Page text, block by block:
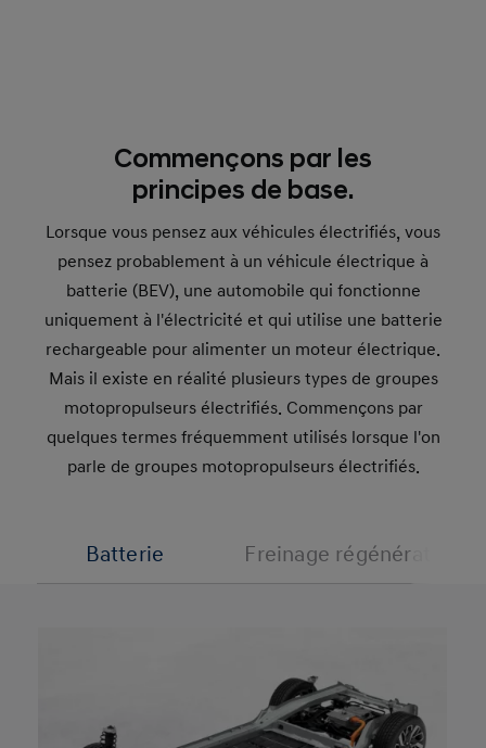
Commençons par les
principes de base.
Lorsque vous pensez aux véhicules électrifiés, vous
pensez probablement à un véhicule électrique à
batterie (BEV), une automobile qui fonctionne
uniquement à l'électricité et qui utilise une batterie
rechargeable pour alimenter un moteur électrique.
Mais il existe en réalité plusieurs types de groupes
motopropulseurs électrifiés. Commençons par
quelques termes fréquemment utilisés lorsque l'on
parle de groupes motopropulseurs électrifiés.
Batterie Freinage régénératif